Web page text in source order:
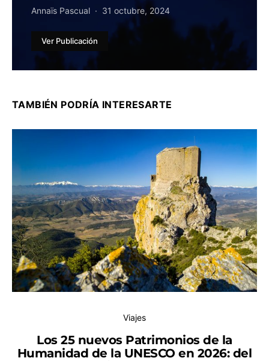
Annaïs Pascual 31 octubre, 2024
Ver Publicación
TAMBIÉN PODRÍA INTERESARTE
Viajes
Los 25 nuevos Patrimonios de la
Humanidad de la UNESCO en 2026: del